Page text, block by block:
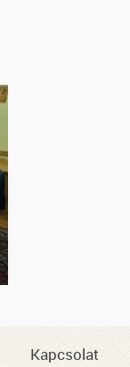
Kapcsolat